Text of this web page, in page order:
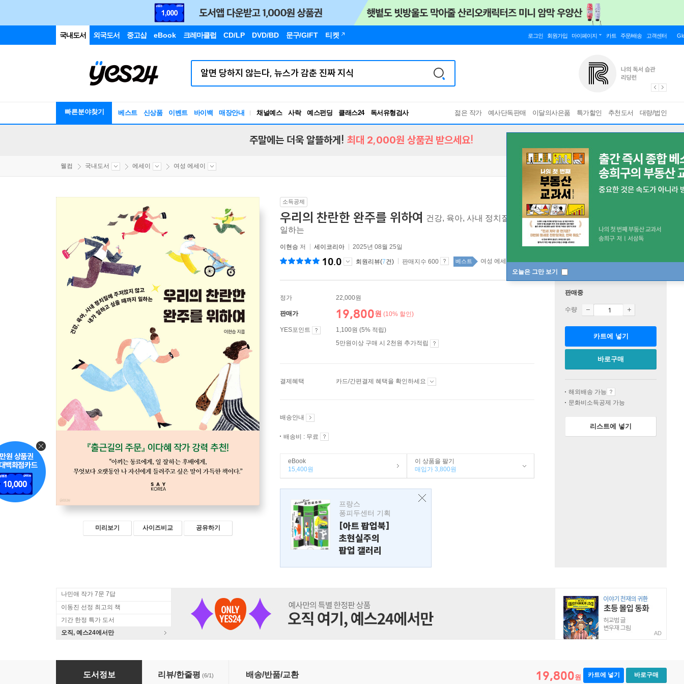
국내도서 외국도서 중고샵 eBook 크레마클럽 CD/LP DVD/BD 문구/GIFT 티켓 로그인 회원가입 마이페이지 카트 주문/배송 고객센터
빠른분야찾기 베스트 신상품 이벤트 바이백 매장안내 채널예스 사락 예스펀딩 클래스24
독서유형검사
RBTI Lab
젊은 작가 예사단독판매 이달의사은품 특가할인 추천도서 대량/법인
오늘은 그만 보기
주말에는 더욱 알뜰하게! 최대 2,000원 상품권 받으세요!
웰컴 국내도서 에세이 여성 에세이
미리보기 사이즈비교 공유하기
소득공제
우리의 찬란한 완주를 위하여 건강, 육아, 사내 정치질에 주저앉지 않고 내가 일하고 싶을 때까지
일하는
이현승 저 세이코리아 2025년 08월 25일
10.0 회원리뷰(7건) 판매지수 600 베스트 여성 에세이 top20 4주
정가 22,000원
판매가 19,800원 (10% 할인)
YES포인트
1,100원 (5% 적립)
5만원이상 구매 시 2천원 추가적립
결제혜택 카드/간편결제 혜택을 확인하세요
배송안내
배송비 : 무료
eBook
15,400원
이 상품을 팔기
매입가 3,800원
프랑스
퐁피두센터 기획
[아트 팝업북]
초현실주의
팝업 갤러리
판매중
수량
카트에 넣기
바로구매
해외배송 가능
문화비소득공제 가능
리스트에 넣기
나민애 작가 7문 7답
이동진 선정 최고의 책
기간 한정 특가 도서
오직, 예스24에서만
AD
우리의 찬란한 완주를 위하여
도서정보 리뷰/한줄평 (6/1) 배송/반품/교환 19,800원 카트에 넣기 바로구매